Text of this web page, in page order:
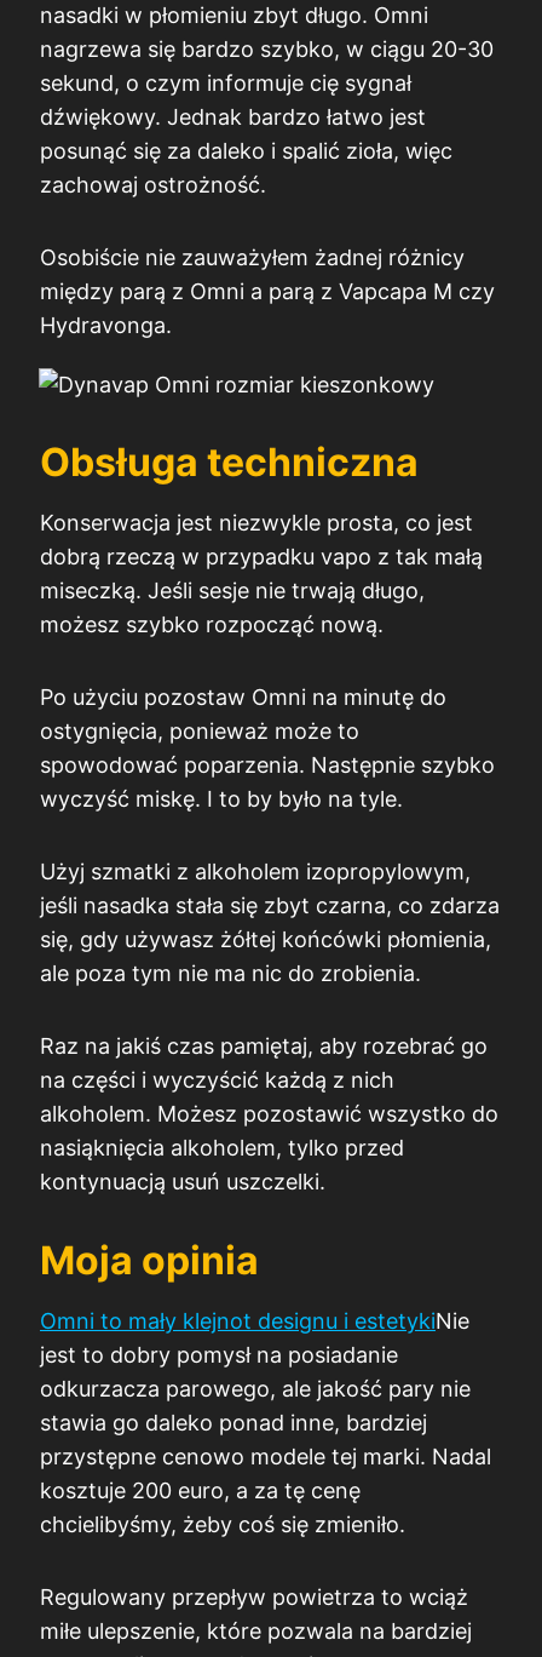
nasadki w płomieniu zbyt długo. Omni
nagrzewa się bardzo szybko, w ciągu 20-30
sekund, o czym informuje cię sygnał
dźwiękowy. Jednak bardzo łatwo jest
posunąć się za daleko i spalić zioła, więc
zachowaj ostrożność.
Osobiście nie zauważyłem żadnej różnicy
między parą z Omni a parą z Vapcapa M czy
Hydravonga.
Obsługa techniczna
Konserwacja jest niezwykle prosta, co jest
dobrą rzeczą w przypadku vapo z tak małą
miseczką. Jeśli sesje nie trwają długo,
możesz szybko rozpocząć nową.
Po użyciu pozostaw Omni na minutę do
ostygnięcia, ponieważ może to
spowodować poparzenia. Następnie szybko
wyczyść miskę. I to by było na tyle.
Użyj szmatki z alkoholem izopropylowym,
jeśli nasadka stała się zbyt czarna, co zdarza
się, gdy używasz żółtej końcówki płomienia,
ale poza tym nie ma nic do zrobienia.
Raz na jakiś czas pamiętaj, aby rozebrać go
na części i wyczyścić każdą z nich
alkoholem. Możesz pozostawić wszystko do
nasiąknięcia alkoholem, tylko przed
kontynuacją usuń uszczelki.
Moja opinia
Omni to mały klejnot designu i estetykiNie
jest to dobry pomysł na posiadanie
odkurzacza parowego, ale jakość pary nie
stawia go daleko ponad inne, bardziej
przystępne cenowo modele tej marki. Nadal
kosztuje 200 euro, a za tę cenę
chcielibyśmy, żeby coś się zmieniło.
Regulowany przepływ powietrza to wciąż
miłe ulepszenie, które pozwala na bardziej